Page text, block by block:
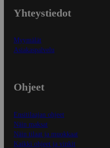
Yhteystiedot
Myymälät
Asiakaspalvelu
Ohjeet
Ensitilaajan ohjeet
Näin maksat
Näin tilaat ja muokkaat
Kaikki ohjeet ja vinkit